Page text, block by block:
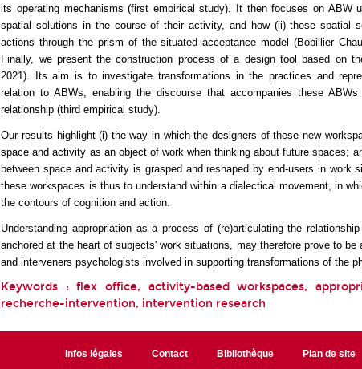
its operating mechanisms (first empirical study). It then focuses on ABW
spatial solutions in the course of their activity, and how (ii) these spatial
actions through the prism of the situated acceptance model (Bobillier
Finally, we present the construction process of a design tool based on
2021). Its aim is to investigate transformations in the practices and
relation to ABWs, enabling the discourse that accompanies these
relationship (third empirical study).
Our results highlight (i) the way in which the designers of these new
space and activity as an object of work when thinking about future spaces;
between space and activity is grasped and reshaped by end-users in work
these workspaces is thus to understand within a dialectical movement, in
the contours of cognition and action.
Understanding appropriation as a process of (re)articulating the
anchored at the heart of subjects' work situations, may therefore prove to
and interveners psychologists involved in supporting transformations of the
Keywords : flex office, activity-based workspaces,
recherche-intervention, intervention research
Infos légales Contact Bibliothèque Plan de site